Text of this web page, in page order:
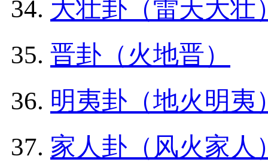
大壮卦（雷天大壮
晋卦（火地晋）
明夷卦（地火明夷
家人卦（风火家人